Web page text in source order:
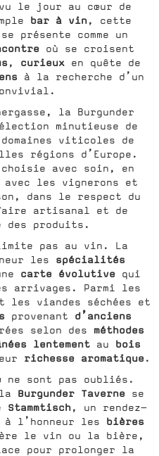
le jour au cœur de
bar à vin, cette
présente comme un
où se croisent
, curieux en quête de
à la recherche d’un
la Burgunder
minutieuse de
viticoles de
régions d’Europe.
avec soin, en
les vignerons et
dans le respect du
artisanal et de
des produits.
pas au vin. La
les spécialités
carte évolutive qui
arrivages. Parmi les
les viandes séchées et
provenant d’anciens
selon des méthodes
lentement au bois
richesse aromatique.
ne sont pas oubliés.
Burgunder Tavernese
Stammtisch, un rendez-
à l’honneur les bières
le vin ou la bière,
pour prolonger la